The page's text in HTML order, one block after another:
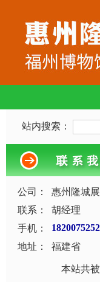
站内搜索：
公司：
惠州隆城
联系：
胡经理
手机：
地址：
福建省
本站共